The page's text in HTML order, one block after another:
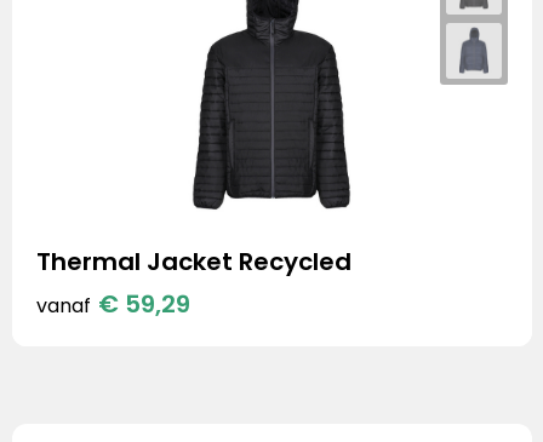
Thermal Jacket Recycled
vanaf € 59,29